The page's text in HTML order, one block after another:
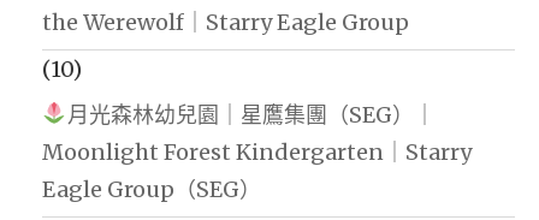
the Werewolf｜Starry Eagle Group
(10)
月光森林幼兒園｜星鷹集團（SEG）｜
Moonlight Forest Kindergarten｜Starry
Eagle Group（SEG）